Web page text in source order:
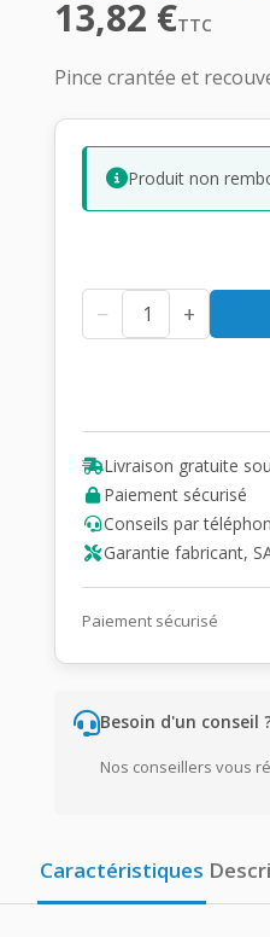
13,82 €TTC
Pince crantée et
Produit non
− +
Livraison gratuite
Paiement sécurisé
Conseils par
Garantie fabricant,
Paiement sécurisé
Besoin d'un conseil
Nos conseillers vous
Caractéristiques